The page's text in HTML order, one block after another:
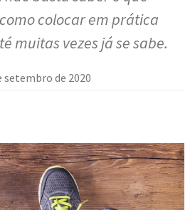
colocar em prática
muitas vezes já se sabe.
setembro de 2020